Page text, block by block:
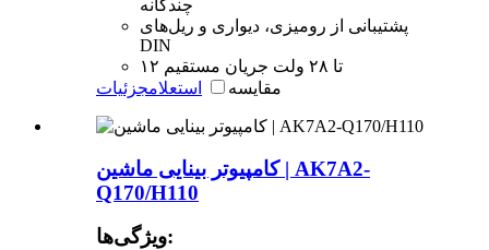
چندگانه
پشتیبانی از رومیزی، دیواری و ریل‌های
DIN
۱۲ تا ۲۸ ولت جریان مستقیم
مقایسه
استعلامجزئیات
کامپیوتر بینایی ماشین | AK7A2-
Q170/H110
ویژگی‌ها: